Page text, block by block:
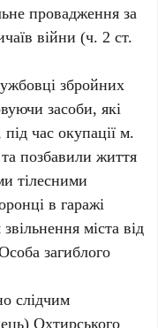
провадження за
війни (ч. 2 ст.
збройних
засоби, які
час окупації м.
позбавили життя
тілесними
в гаражі
міста від
загиблого
слідчим
Охтирського